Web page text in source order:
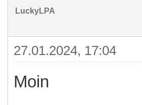
LuckyLPA
27.01.2024, 17:04
Moin